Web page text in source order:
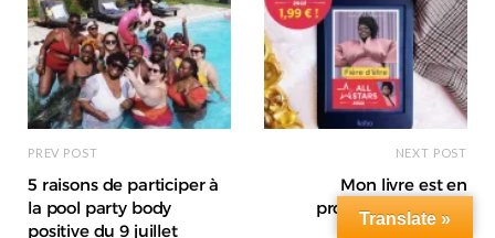
PREV POST
5 raisons de participer à
la pool party body
positive du 9 juillet
NEXT POST
Mon livre est en
promotion à 1,99€*
Translate »